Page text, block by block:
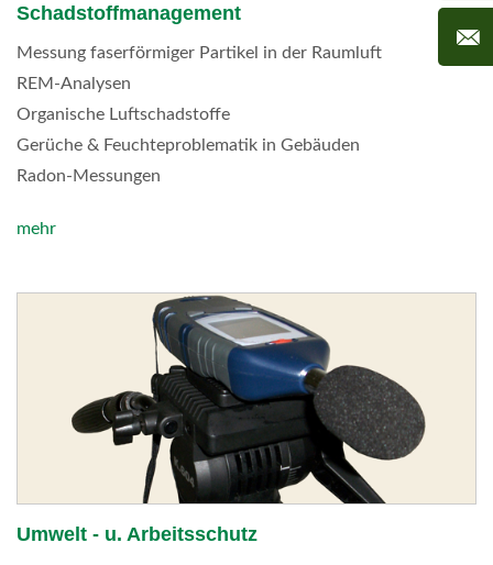
Schadstoffmanagement
Messung faserförmiger Partikel in der Raumluft
REM-Analysen
Organische Luftschadstoffe
Gerüche & Feuchteproblematik in Gebäuden
Radon-Messungen
mehr
Umwelt - u. Arbeitsschutz